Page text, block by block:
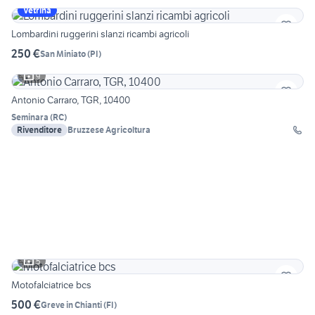
Vetrina
Lombardini ruggerini slanzi ricambi agricoli
250 €San Miniato(PI)
9
Antonio Carraro, TGR, 10400
Seminara (RC)
Rivenditore Bruzzese Agricoltura
5
Motofalciatrice bcs
500 €Greve in Chianti(FI)